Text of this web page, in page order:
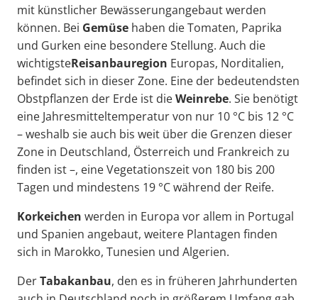
mit künstlicher Bewässerungangebaut werden
können. Bei Gemüse haben die Tomaten, Paprika
und Gurken eine besondere Stellung. Auch die
wichtigsteReisanbauregion Europas, Norditalien,
befindet sich in dieser Zone. Eine der bedeutendsten
Obstpflanzen der Erde ist dieWeinrebe. Sie benötigt
eine Jahresmitteltemperatur von nur 10 °C bis 12 °C
– weshalb sie auch bis weit über die Grenzen dieser
Zone in Deutschland, Österreich und Frankreich zu
finden ist –, eine Vegetationszeit von 180 bis 200
Tagen und mindestens 19 °C während der Reife.
Korkeichen werden in Europa vor allem in Portugal
und Spanien angebaut, weitere Plantagen finden
sich in Marokko, Tunesien und Algerien.
DerTabakanbau, den es in früheren Jahrhunderten